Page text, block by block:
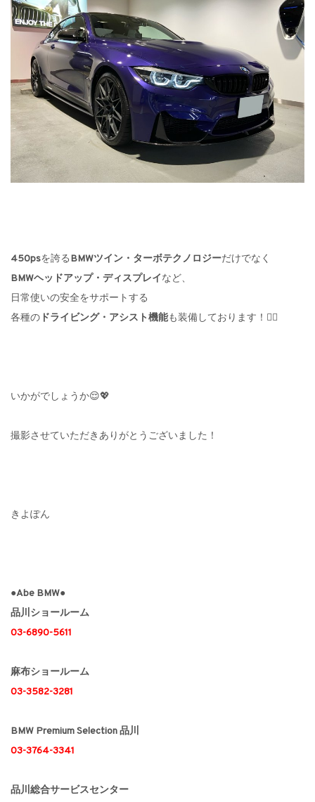
450psを誇るBMWツイン・ターボテクノロジーだけでなく
BMWヘッドアップ・ディスプレイなど、
日常使いの安全をサポートする
各種の ドライビング・アシスト機能も装備しております！❤️‍🔥
いかがでしょうか😌💖
撮影させていただきありがとうございました！
きよぽん
●Abe BMW●
品川ショールーム
03-6890-5611
麻布ショールーム
03-3582-3281
BMW Premium Selection 品川
03-3764-3341
品川総合サービスセンター